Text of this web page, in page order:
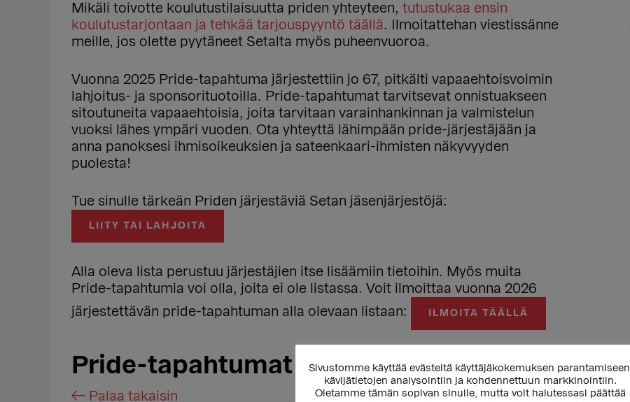
Mikäli toivotte koulutustilaisuutta priden yhteyteen, tutustukaa ensin
koulutustarjontaan ja tehkää tarjouspyyntö täällä. Ilmoitattehan viestissänne
meille, jos olette pyytäneet Setalta myös puheenvuoroa.
Vuonna 2025 Pride-tapahtuma järjestettiin jo 67, pitkälti vapaaehtoisvoimin
lahjoitus- ja sponsorituotoilla. Pride-tapahtumat tarvitsevat onnistuakseen
sitoutuneita vapaaehtoisia, joita tarvitaan varainhankinnan ja valmistelun
vuoksi lähes ympäri vuoden. Ota yhteyttä lähimpään pride-järjestäjään ja
anna panoksesi ihmisoikeuksien ja sateenkaari-ihmisten näkyvyyden
puolesta!
Tue sinulle tärkeän Priden järjestäviä Setan jäsenjärjestöjä:
LIITY TAI LAHJOITA
Alla oleva lista perustuu järjestäjien itse lisäämiin tietoihin. Myös muita
Pride-tapahtumia voi olla, joita ei ole listassa. Voit ilmoittaa vuonna 2026
järjestettävän pride-tapahtuman alla olevaan listaan:
ILMOITA TÄÄLLÄ
Pride-tapahtumat 2026
← Palaa takaisin
Sivustomme käyttää evästeitä käyttäjäkokemuksen parantamiseen,
kävijätietojen analysointiin ja kohdennettuun markkinointiin.
Oletamme tämän sopivan sinulle, mutta voit halutessasi päättää